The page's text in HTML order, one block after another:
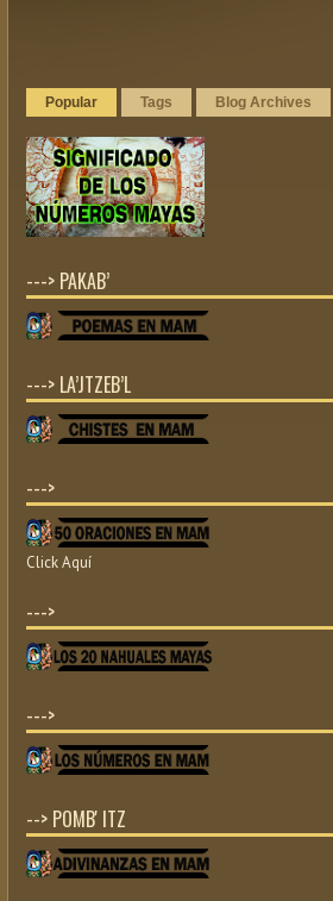
Popular Tags Blog Archives
---> PAKAB’
---> LA’JTZEB’L
--->
Click Aquí
--->
--->
--> POMB' ITZ